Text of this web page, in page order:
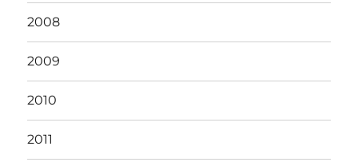
2008
2009
2010
2011